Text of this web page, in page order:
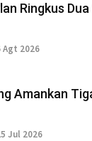
Ringkus
Agt 2026
Amankan
Jul 2026